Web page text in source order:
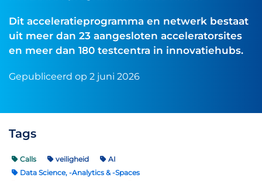
Dit acceleratieprogramma en netwerk bestaat
uit meer dan 23 aangesloten acceleratorsites
en meer dan 180 testcentra in innovatiehubs.
Gepubliceerd op 2 juni 2026
Tags
Calls veiligheid
AI
Data Science, -Analytics & -Spaces